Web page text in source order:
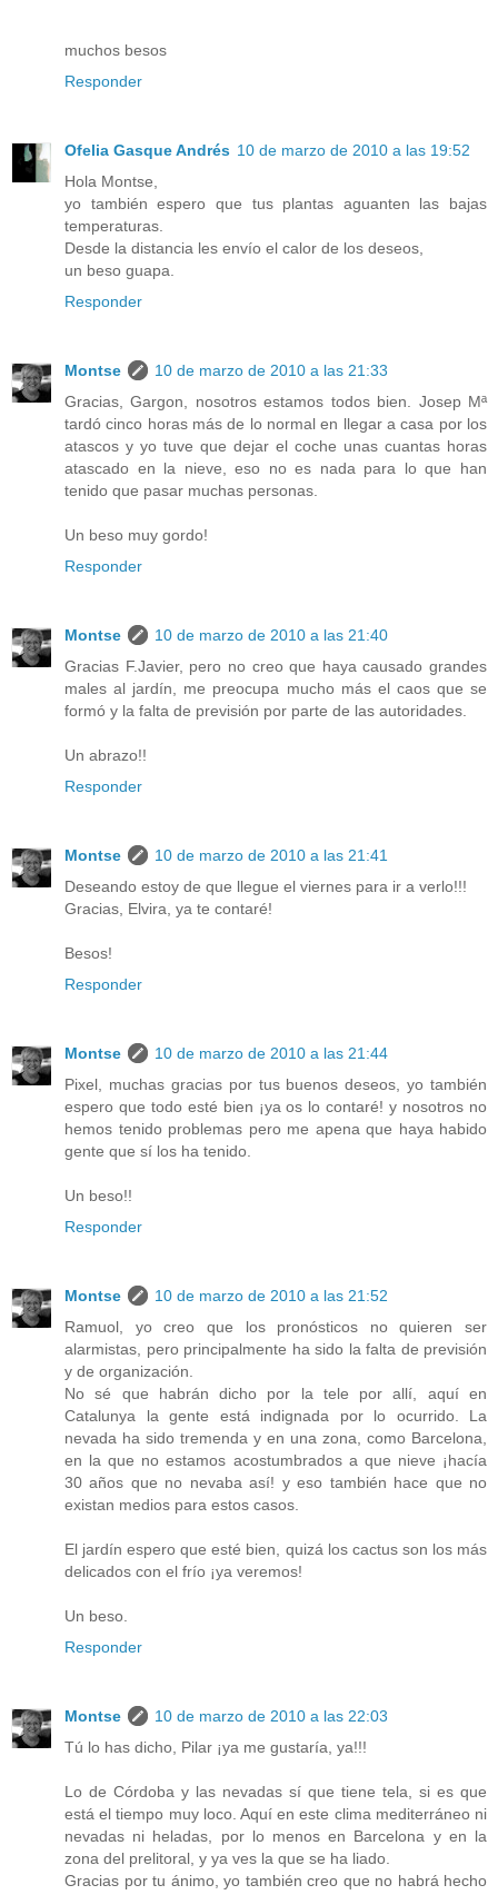
muchos besos
Responder
Ofelia Gasque Andrés 10 de marzo de 2010 a las 19:52
Hola Montse,
yo también espero que tus plantas aguanten las bajas
temperaturas.
Desde la distancia les envío el calor de los deseos,
un beso guapa.
Responder
Montse
10 de marzo de 2010 a las 21:33
Gracias, Gargon, nosotros estamos todos bien. Josep Mª
tardó cinco horas más de lo normal en llegar a casa por los
atascos y yo tuve que dejar el coche unas cuantas horas
atascado en la nieve, eso no es nada para lo que han
tenido que pasar muchas personas.
Un beso muy gordo!
Responder
Montse
10 de marzo de 2010 a las 21:40
Gracias F.Javier, pero no creo que haya causado grandes
males al jardín, me preocupa mucho más el caos que se
formó y la falta de previsión por parte de las autoridades.
Un abrazo!!
Responder
Montse
10 de marzo de 2010 a las 21:41
Deseando estoy de que llegue el viernes para ir a verlo!!!
Gracias, Elvira, ya te contaré!
Besos!
Responder
Montse
10 de marzo de 2010 a las 21:44
Pixel, muchas gracias por tus buenos deseos, yo también
espero que todo esté bien ¡ya os lo contaré! y nosotros no
hemos tenido problemas pero me apena que haya habido
gente que sí los ha tenido.
Un beso!!
Responder
Montse
10 de marzo de 2010 a las 21:52
Ramuol, yo creo que los pronósticos no quieren ser
alarmistas, pero principalmente ha sido la falta de previsión
y de organización.
No sé que habrán dicho por la tele por allí, aquí en
Catalunya la gente está indignada por lo ocurrido. La
nevada ha sido tremenda y en una zona, como Barcelona,
en la que no estamos acostumbrados a que nieve ¡hacía
30 años que no nevaba así! y eso también hace que no
existan medios para estos casos.
El jardín espero que esté bien, quizá los cactus son los más
delicados con el frío ¡ya veremos!
Un beso.
Responder
Montse
10 de marzo de 2010 a las 22:03
Tú lo has dicho, Pilar ¡ya me gustaría, ya!!!
Lo de Córdoba y las nevadas sí que tiene tela, si es que
está el tiempo muy loco. Aquí en este clima mediterráneo ni
nevadas ni heladas, por lo menos en Barcelona y en la
zona del prelitoral, y ya ves la que se ha liado.
Gracias por tu ánimo, yo también creo que no habrá hecho